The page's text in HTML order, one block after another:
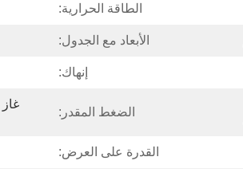
الطاقة الحرارية:
الأبعاد مع الجدول:
إنهاك:
الضغط المقدر:
القدرة على العرض: